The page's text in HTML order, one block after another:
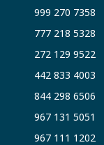
999 270 7358
777 218 5328
272 129 9522
442 833 4003
844 298 6506
967 131 5051
967 111 1202